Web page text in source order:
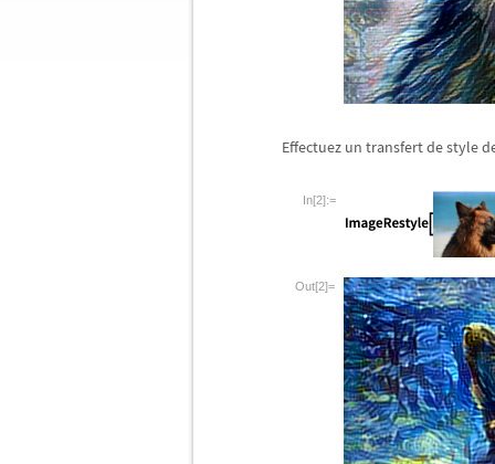
Effectuez un transfert de style
In[2]:=
Out[2]=